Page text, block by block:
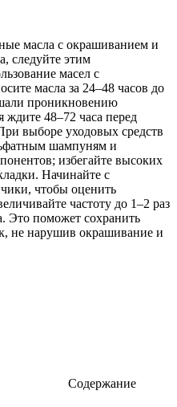
масла с окрашиванием и
следуйте этим
масел с
масла за 24–48 часов до
проникновению
ждите 48–72 часа перед
выборе уходовых средств
шампуням и
избегайте высоких
Начинайте с
чтобы оценить
частоту до 1–2 раз
Это поможет сохранить
не нарушив окрашивание и
Содержание